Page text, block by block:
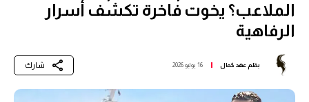
الملاعب؟ يخوت فاخرة تكشف أسرار
الرفاهية
بقلم عهد كمال 16 يوليو 2026 شارك